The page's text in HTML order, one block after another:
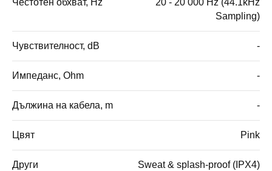
Честотен обхват, Hz
20 - 20 000 Hz (44.1kHz
Sampling)
Чувствителност, dB -
Импеданс, Ohm -
Дължина на кабела, m -
Цвят Pink
Други Sweat & splash-proof (IPX4)